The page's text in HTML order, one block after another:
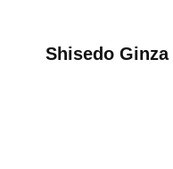
ادکلن شیسیدو گنزا موراساکی Shisedo Ginza